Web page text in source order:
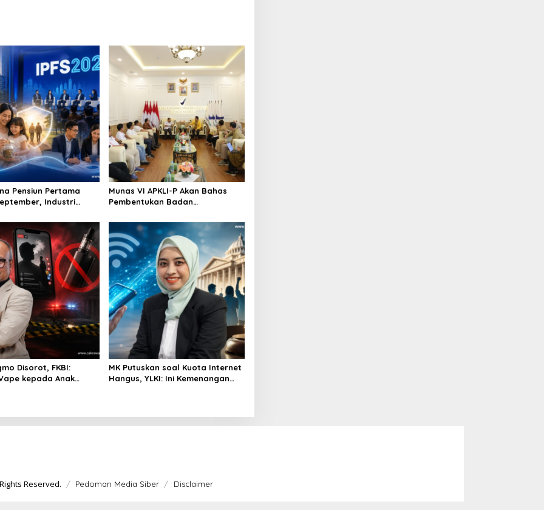
Pensiun Pertama
Industri
Munas VI APKLI-P Akan Bahas
Pembentukan Badan
Penting Hadapi Bonus Demografi
Disorot, FKBI:
kepada Anak
MK Putuskan soal Kuota Internet
Hangus, YLKI: Ini Kemenangan
Reserved. Pedoman Media Siber Disclaimer